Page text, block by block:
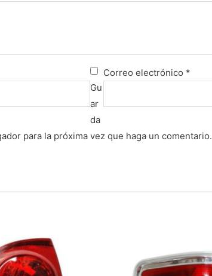
Correo electrónico *
Gu
ar
da
para la próxima vez que haga un comentario.